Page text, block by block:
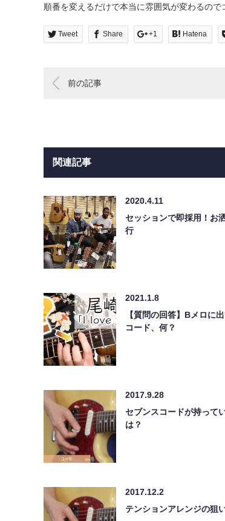
順番を変えるだけで本当に雰囲気が変わるの
Tweet Share +1 Hatena
前の記事
関連記事
2020.4.11
セッションで即採用！お
行
2021.1.8
【質問の回答】Bメロに
コード、何？
2017.9.28
セブンスコードが持って
は？
2017.12.2
テンションアレンジの狙